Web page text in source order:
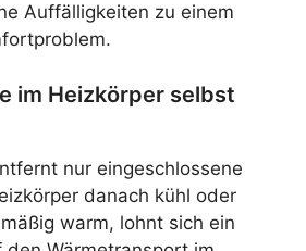
Auffälligkeiten zu einem
im Heizkörper selbst
nur eingeschlossene
danach kühl oder
warm, lohnt sich ein